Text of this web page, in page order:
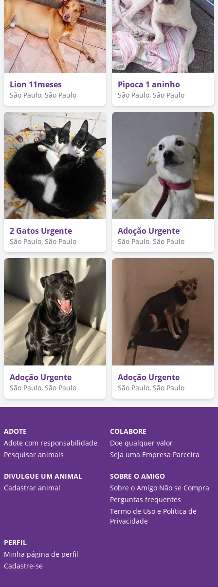
Lion 11meses
São Paulo, São Paulo
Pipoca 1 aninho
São Paulo, São Paulo
2 Gatos Urgente
São Paulo, São Paulo
Adoção Urgente
São Paulo, São Paulo
Adoção Urgente
São Paulo, São Paulo
Adoção Urgente
São Paulo, São Paulo
ADOTE
Adote com responsabilidade
Pesquisar animais
COLABORE
Doe qualquer valor
Seja uma Empresa Parceira
DIVULGUE UM ANIMAL
Cadastrar animal
SOBRE O AMIGO
Sobre o Amigo Não se Compra
Perguntas frequentes
Termo de Uso e Política de
Privacidade
PERFIL
Minha página de perfil
Cadastre-se